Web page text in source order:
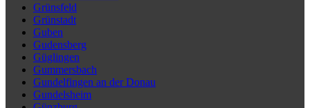
Grünsfeld
Grünstadt
Guben
Gudensberg
Güglingen
Gummersbach
Gundelfingen an der Donau
Gundelsheim